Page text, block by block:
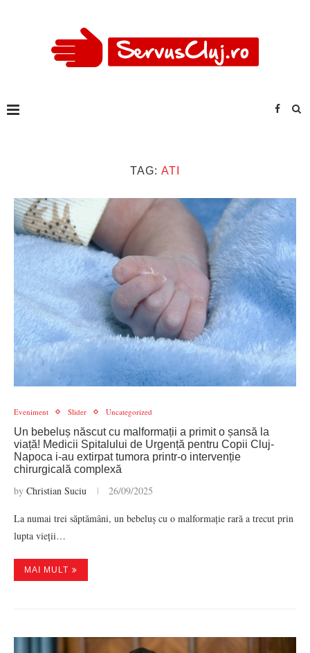
TAG: ATI
Eveniment Slider Uncategorized
Un bebeluș născut cu malformații a primit o șansă la
viață! Medicii Spitalului de Urgență pentru Copii Cluj-
Napoca i-au extirpat tumora printr-o intervenție
chirurgicală complexă
by Christian Suciu 26/09/2025
La numai trei săptămâni, un bebeluș cu o malformație rară a trecut prin
lupta vieții…
MAI MULT